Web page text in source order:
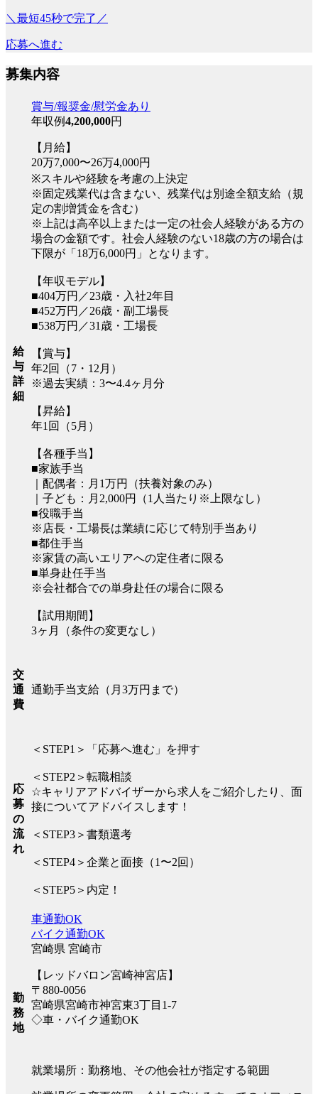
＼最短45秒で完了／
応募へ進む
募集内容
給
与
詳
細
賞与/報奨金/慰労金あり
年収例4,200,000円
【月給】
20万7,000〜26万4,000円
※スキルや経験を考慮の上決定
※固定残業代は含まない、残業代は別途全額支給（規
定の割増賃金を含む）
※上記は高卒以上または一定の社会人経験がある方の
場合の金額です。社会人経験のない18歳の方の場合は
下限が「18万6,000円」となります。
【年収モデル】
■404万円／23歳・入社2年目
■452万円／26歳・副工場長
■538万円／31歳・工場長
【賞与】
年2回（7・12月）
※過去実績：3〜4.4ヶ月分
【昇給】
年1回（5月）
【各種手当】
■家族手当
｜配偶者：月1万円（扶養対象のみ）
｜子ども：月2,000円（1人当たり※上限なし）
■役職手当
※店長・工場長は業績に応じて特別手当あり
■都住手当
※家賃の高いエリアへの定住者に限る
■単身赴任手当
※会社都合での単身赴任の場合に限る
【試用期間】
3ヶ月（条件の変更なし）
交
通
費
通勤手当支給（月3万円まで）
応
募
の
流
れ
＜STEP1＞「応募へ進む」を押す
＜STEP2＞転職相談
☆キャリアアドバイザーから求人をご紹介したり、面
接についてアドバイスします！
＜STEP3＞書類選考
＜STEP4＞企業と面接（1〜2回）
＜STEP5＞内定！
勤
務
地
車通勤OK
バイク通勤OK
宮崎県 宮崎市
【レッドバロン宮崎神宮店】
〒880-0056
宮崎県宮崎市神宮東3丁目1-7
◇車・バイク通勤OK
就業場所：勤務地、その他会社が指定する範囲